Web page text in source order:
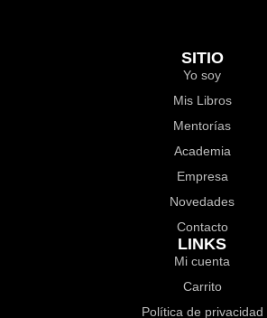
SITIO
Yo soy
Mis Libros
Mentorías
Academia
Empresa
Novedades
Contacto
LINKS
Mi cuenta
Carrito
Política de privacidad